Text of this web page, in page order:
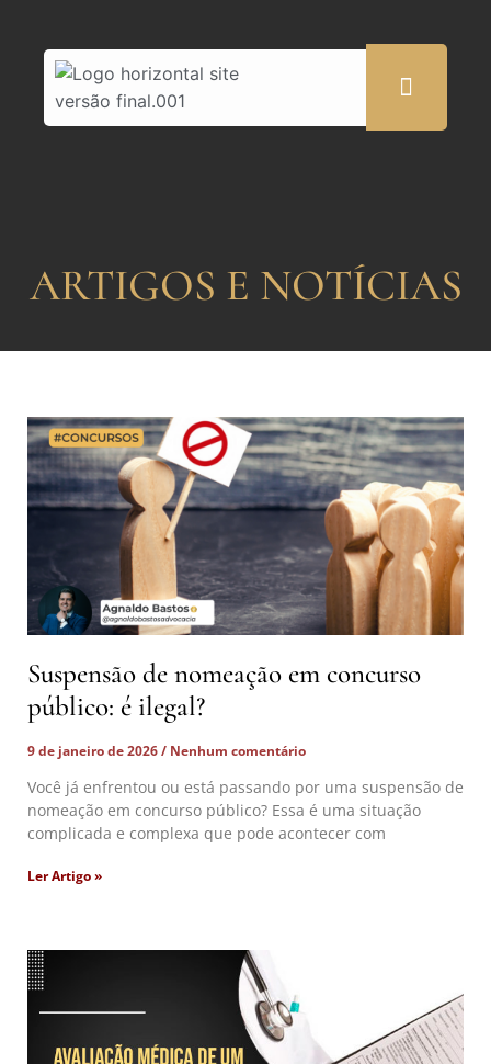
ARTIGOS E NOTÍCIAS
Suspensão de nomeação em concurso
público: é ilegal?
9 de janeiro de 2026 Nenhum comentário
Você já enfrentou ou está passando por uma suspensão de
nomeação em concurso público? Essa é uma situação
complicada e complexa que pode acontecer com
Ler Artigo »